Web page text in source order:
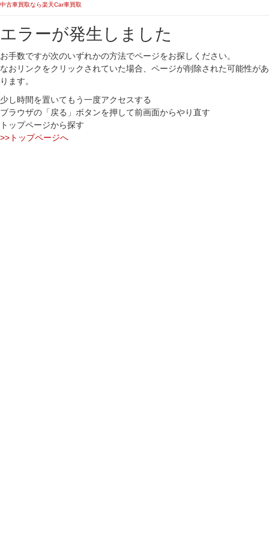
中古車買取なら楽天Car車買取
エラーが発生しました
お手数ですが次のいずれかの方法でページをお探しください。
なおリンクをクリックされていた場合、ページが削除された可能性があ
ります。
少し時間を置いてもう一度アクセスする
ブラウザの「戻る」ボタンを押して前画面からやり直す
トップページから探す
>>トップページへ